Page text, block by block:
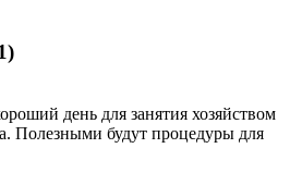
день для занятия хозяйством
Полезными будут процедуры для